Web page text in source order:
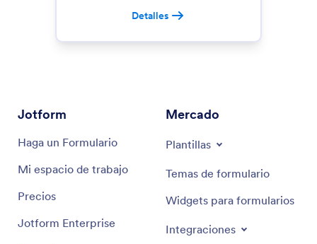
Detalles
Jotform
Haga un Formulario
Mi espacio de trabajo
Precios
Jotform Enterprise
Mercado
Plantillas
Temas de formulario
Widgets para formularios
Integraciones